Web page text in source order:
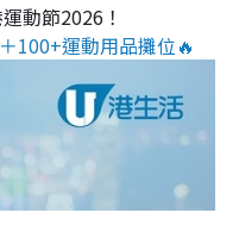
動節2026！
100+運動用品攤位🔥